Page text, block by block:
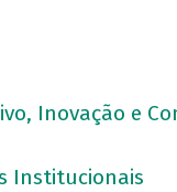
Inovação e
Institucionais